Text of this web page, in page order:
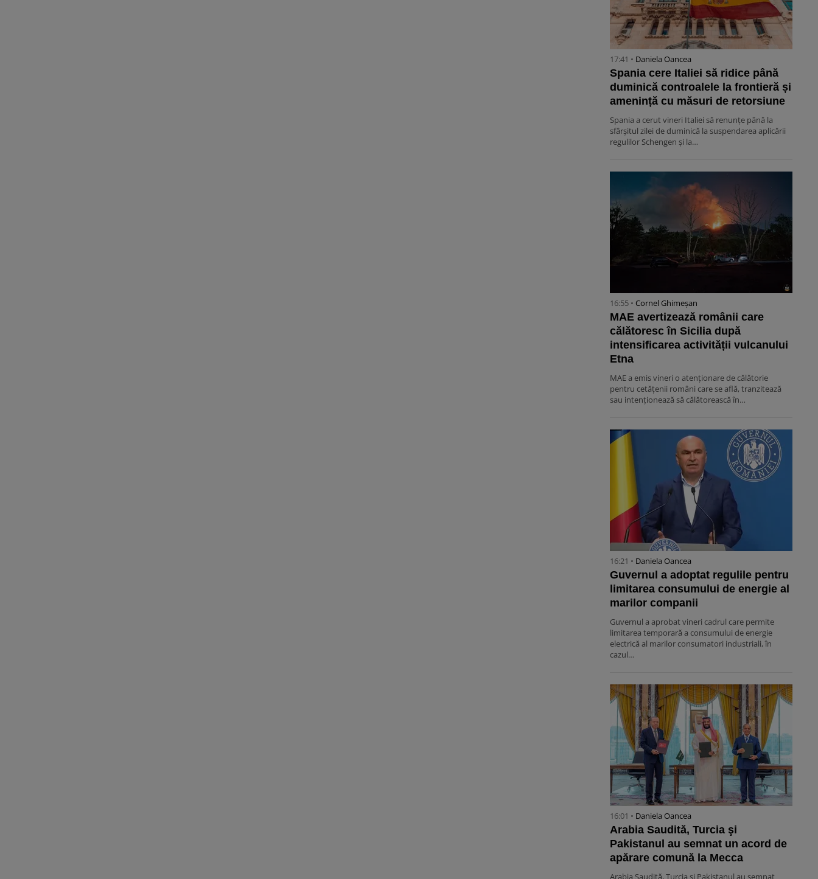
17:41 • Daniela Oancea
Spania cere Italiei să ridice până
duminică controalele la frontieră și
amenință cu măsuri de retorsiune
Spania a cerut vineri Italiei să renunțe până la
sfârșitul zilei de duminică la suspendarea aplicării
regulilor Schengen și la…
16:55 • Cornel Ghimeșan
MAE avertizează românii care
călătoresc în Sicilia după
intensificarea activității vulcanului
Etna
MAE a emis vineri o atenționare de călătorie
pentru cetățenii români care se află, tranzitează
sau intenționează să călătorească în…
16:21 • Daniela Oancea
Guvernul a adoptat regulile pentru
limitarea consumului de energie al
marilor companii
Guvernul a aprobat vineri cadrul care permite
limitarea temporară a consumului de energie
electrică al marilor consumatori industriali, în
cazul…
16:01 • Daniela Oancea
Arabia Saudită, Turcia şi
Pakistanul au semnat un acord de
apărare comună la Mecca
Arabia Saudită, Turcia şi Pakistanul au semnat